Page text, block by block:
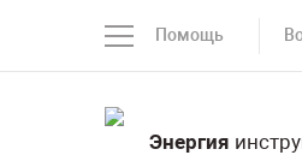
Помощь
Энергия